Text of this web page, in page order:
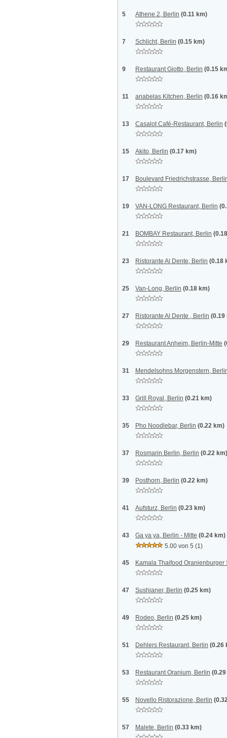
5 Athene 2, Berlin (0.11 km)
7 Schlicht, Berlin (0.15 km)
9 Restaurant Giotto, Berlin (0.15
11 anabelas Kitchen, Berlin (0.16
13 Casalot Café-Restaurant, Berlin
15 Akito, Berlin (0.17 km)
17 Boulevard Friedrichstrasse,
19 VAN-LONG Restaurant, Berlin
21 BOMBAY Restaurant, Berlin
23 Ristorante Al Dente, Berlin (0.18
25 Van-Long, Berlin (0.18 km)
27 Ristorante Al Dente , Berlin (0.19
29 Restaurant Anheim, Berlin-Mitte
31 Mendelsohns Morgenstern,
33 Grill Royal, Berlin (0.21 km)
35 Pho Noodlebar, Berlin (0.22 km)
37 Rosmarin Berlin, Berlin (0.22 km)
39 Posthorn, Berlin (0.22 km)
41 Aufsturz, Berlin (0.23 km)
43 Ga ya ya, Berlin - Mitte (0.24 km)
5.00 von 5 (1)
45 Kamala Thaifood Oranienburger
47 Sushianer, Berlin (0.25 km)
49 Rodeo, Berlin (0.25 km)
51 Dehlers Restaurant, Berlin (0.26
53 Restaurant Oranium, Berlin
55 Novello Ristorazione, Berlin
57 Malete, Berlin (0.33 km)